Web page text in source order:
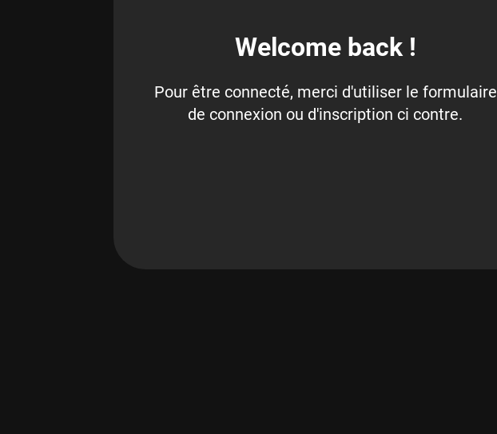
Welcome back !
Pour être connecté, merci d'utiliser le formulaire
de connexion ou d'inscription ci contre.